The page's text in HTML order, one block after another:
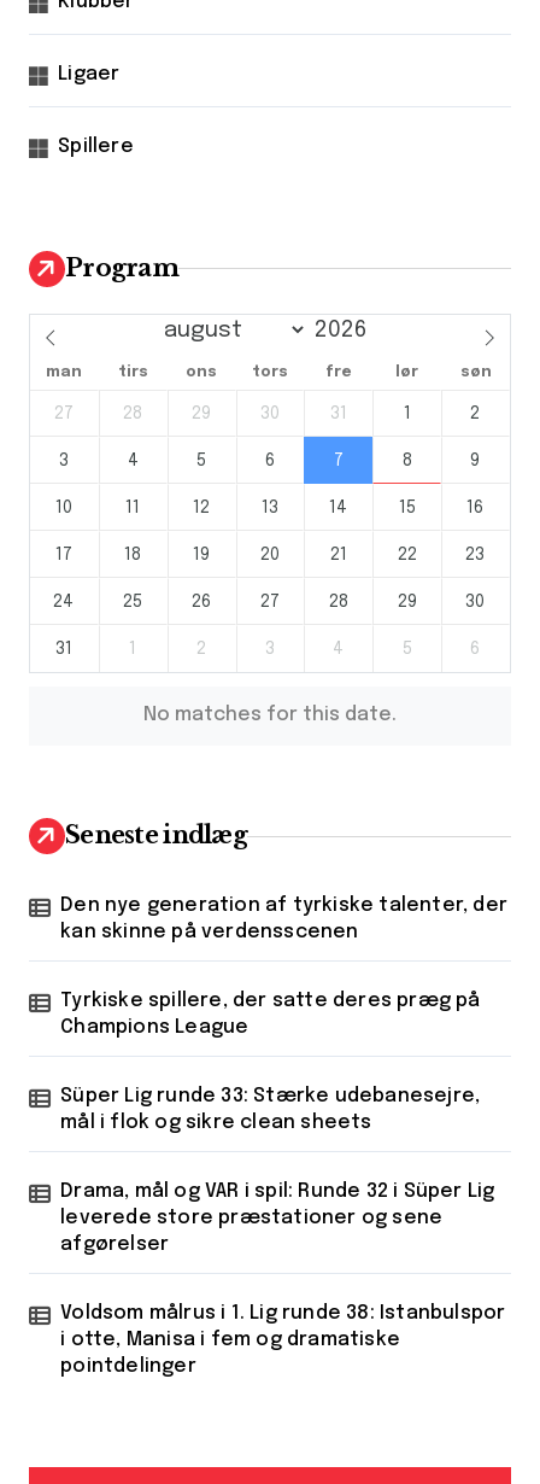
Ligaer
Spillere
Program
man tirs ons tors fre lør søn
27 28 29 30 31 1 2
3 4 5 6 7 8 9
10 11 12 13 14 15 16
17 18 19 20 21 22 23
24 25 26 27 28 29 30
31 1 2 3 4 5 6
No matches for this date.
Seneste indlæg
Den nye generation af tyrkiske talenter, der
kan skinne på verdensscenen
Tyrkiske spillere, der satte deres præg på
Champions League
Süper Lig runde 33: Stærke udebanesejre,
mål i flok og sikre clean sheets
Drama, mål og VAR i spil: Runde 32 i Süper Lig
leverede store præstationer og sene
afgørelser
Voldsom målrus i 1. Lig runde 38: Istanbulspor
i otte, Manisa i fem og dramatiske
pointdelinger